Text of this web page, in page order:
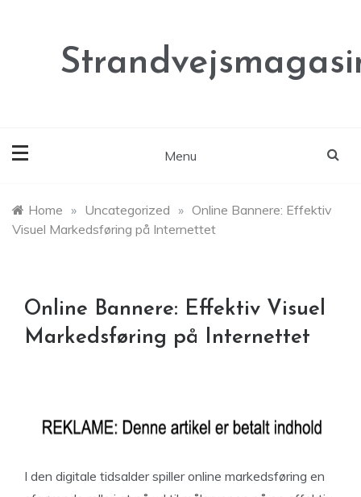
Menu
Home » Uncategorized » Online Bannere: Effektiv
Visuel Markedsføring på Internettet
Online Bannere: Effektiv Visuel
Markedsføring på Internettet
I den digitale tidsalder spiller online markedsføring en